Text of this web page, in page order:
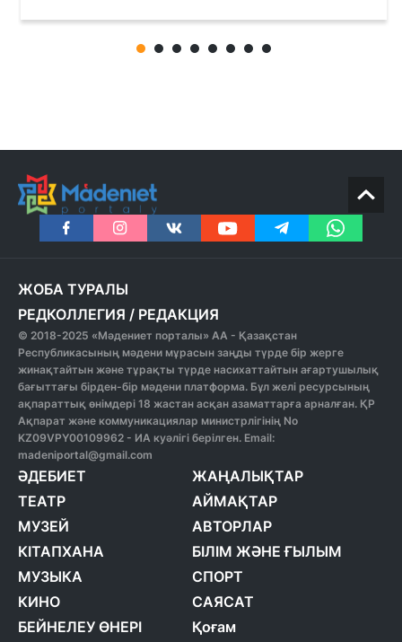
ЖОБА ТУРАЛЫ
РЕДКОЛЛЕГИЯ / РЕДАКЦИЯ
© 2018-2025 «Мәдениет порталы» АА - Қазақстан
Республикасының мәдени мұрасын заңды түрде бір жерге
жинақтайтын және тұрақты түрде насихаттайтын ағартушылық
бағыттағы бірден-бір мәдени платформа. Бұл желі ресурсының
ақпараттық өнімдері 18 жастан асқан азаматтарға арналған. ҚР
Ақпарат және коммуникациялар министрлігінің No
KZ09VPY00109962 - ИА куәлігі берілген. Email:
madeniportal@gmail.com
ӘДЕБИЕТ
ТЕАТР
МУЗЕЙ
КІТАПХАНА
МУЗЫКА
КИНО
БЕЙНЕЛЕУ ӨНЕРІ
ЖАҢАЛЫҚТАР
АЙМАҚТАР
АВТОРЛАР
БІЛІМ ЖӘНЕ ҒЫЛЫМ
СПОРТ
САЯСАТ
Қоғам